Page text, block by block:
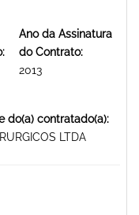
Ano da Assinatura
do Contrato:
2013
do(a) contratado(a):
LTDA